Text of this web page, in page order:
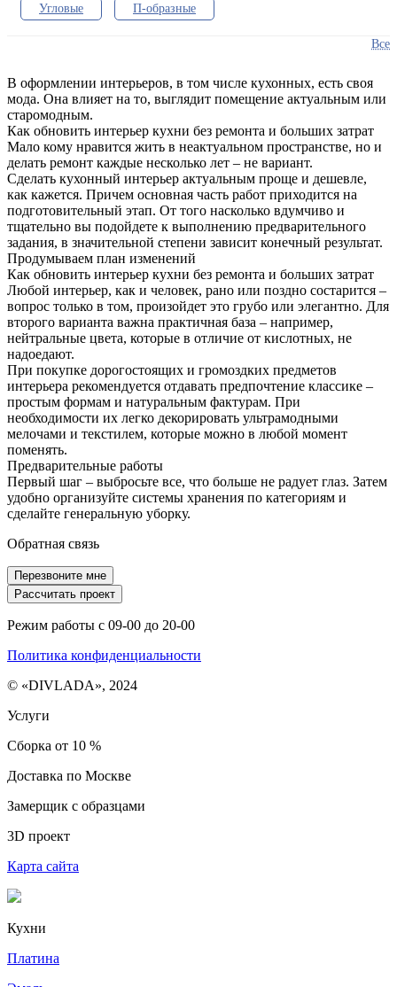
Угловые П-образные
Прямые решения Модульные модели
Коричневые С эркером
С барной стойкой С фотопечатью
Патированные с золотом Для квартиры и дома
С островом Глянцевые Кухни на заказ
Все
В оформлении интерьеров, в том числе кухонных, есть своя
мода. Она влияет на то, выглядит помещение актуальным или
старомодным.
Как обновить интерьер кухни без ремонта и больших затрат
Мало кому нравится жить в неактуальном пространстве, но и
делать ремонт каждые несколько лет – не вариант.
Сделать кухонный интерьер актуальным проще и дешевле,
как кажется. Причем основная часть работ приходится на
подготовительный этап. От того насколько вдумчиво и
тщательно вы подойдете к выполнению предварительного
задания, в значительной степени зависит конечный результат.
Продумываем план изменений
Как обновить интерьер кухни без ремонта и больших затрат
Любой интерьер, как и человек, рано или поздно состарится –
вопрос только в том, произойдет это грубо или элегантно. Для
второго варианта важна практичная база – например,
нейтральные цвета, которые в отличие от кислотных, не
надоедают.
При покупке дорогостоящих и громоздких предметов
интерьера рекомендуется отдавать предпочтение классике –
простым формам и натуральным фактурам. При
необходимости их легко декорировать ультрамодными
мелочами и текстилем, которые можно в любой момент
поменять.
Предварительные работы
Первый шаг – выбросьте все, что больше не радует глаз. Затем
удобно организуйте системы хранения по категориям и
сделайте генеральную уборку.
Обратная связь
Перезвоните мне
Рассчитать проект
Режим работы с 09-00 до 20-00
Политика конфиденциальности
© «DIVLADA», 2024
Услуги
Сборка от 10 %
Доставка по Москве
Замерщик с образцами
3D проект
Карта сайта
Кухни
Платина